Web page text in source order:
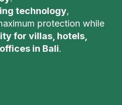
technology,
protection while
for villas, hotels,
in Bali.